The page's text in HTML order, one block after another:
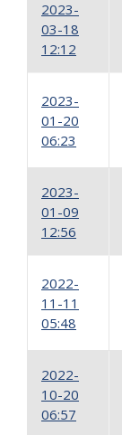
2023-
03-18
12:12
2023-
01-20
06:23
2023-
01-09
12:56
2022-
11-11
05:48
2022-
10-20
06:57